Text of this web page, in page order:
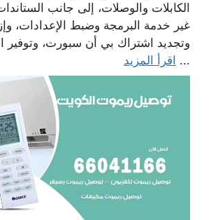
الكابلات والوصلات، إلى جانب
غير خدمة البرمجة وضبط الإعدادات،
وتجديد اشتراك بي أن سبورت، وتوفير
... اقرأ المزيد